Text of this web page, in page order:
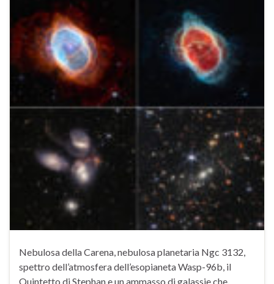
Nebulosa della Carena, nebulosa planetaria Ngc 3132,
spettro dell’atmosfera dell’esopianeta Wasp-96b, il
Quintetto di Stephan e un ammasso di galassie che,